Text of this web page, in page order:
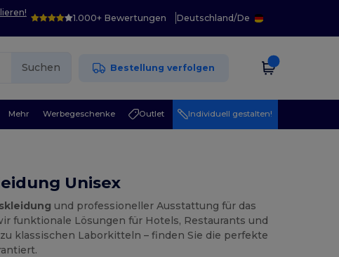
1.000+ Bewertungen Deutschland/De
Suchen Bestellung verfolgen
Mehr Werbegeschenke Outlet Individuell gestalten!
Unisex
und professioneller Ausstattung für das
funktionale Lösungen für Hotels, Restaurants und
klassischen Laborkitteln – finden Sie die perfekte